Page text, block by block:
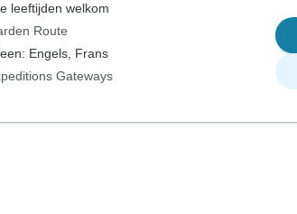
leeftijden welkom
Route
Engels, Frans
Gateways